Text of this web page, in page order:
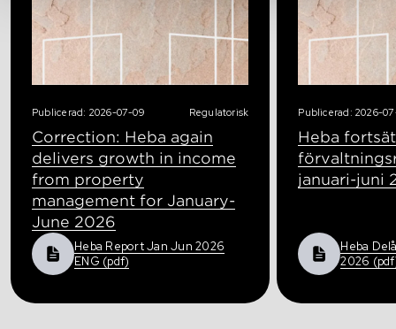
Publicerad: 2026-07-09 Regulatorisk
Correction: Heba again
delivers growth in income
from property
management for January-
June 2026
Heba Report Jan Jun 2026
ENG (pdf)
Publicerad: 2026-
Heba
januari-juni
Heba
2026